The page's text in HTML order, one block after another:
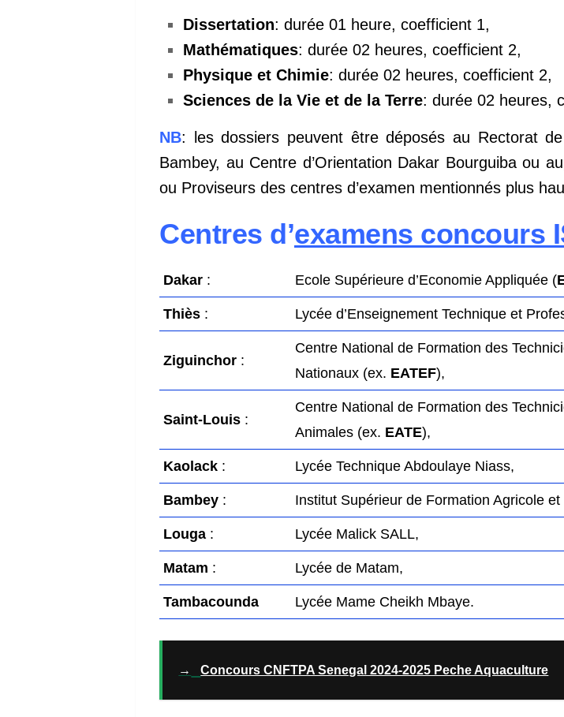
Dissertation: durée 01 heure, coefficient 1,
Mathématiques: durée 02 heures, coefficient 2,
Physique et Chimie: durée 02 heures, coefficient 2,
Sciences de la Vie et de la Terre: durée 02 heures,
NB: les dossiers peuvent être déposés au Rectorat de
Bambey, au Centre d’Orientation Dakar Bourguiba ou
ou Proviseurs des centres d’examen mentionnés plus
Centres d’examens concours
Dakar : Ecole Supérieure d’Economie Appliquée (
Thiès : Lycée d’Enseignement Technique et
Ziguinchor :
Centre National de Formation des
Nationaux (ex. EATEF),
Saint-Louis :
Centre National de Formation des
Animales (ex. EATE),
Kaolack : Lycée Technique Abdoulaye Niass,
Bambey : Institut Supérieur de Formation Agricole
Louga : Lycée Malick SALL,
Matam : Lycée de Matam,
Tambacounda Lycée Mame Cheikh Mbaye.
→ Concours CNFTPA Senegal 2024-2025 Peche Aquaculture